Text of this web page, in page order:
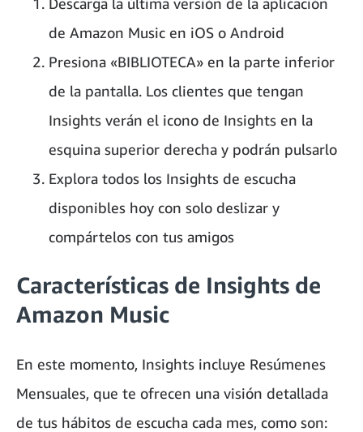
de Amazon Music en iOS o Android
Presiona «BIBLIOTECA» en la parte inferior
de la pantalla. Los clientes que tengan
Insights verán el icono de Insights en la
esquina superior derecha y podrán pulsarlo
Explora todos los Insights de escucha
disponibles hoy con solo deslizar y
compártelos con tus amigos
Características de Insights de
Amazon Music
En este momento, Insights incluye Resúmenes
Mensuales, que te ofrecen una visión detallada
de tus hábitos de escucha cada mes, como son: